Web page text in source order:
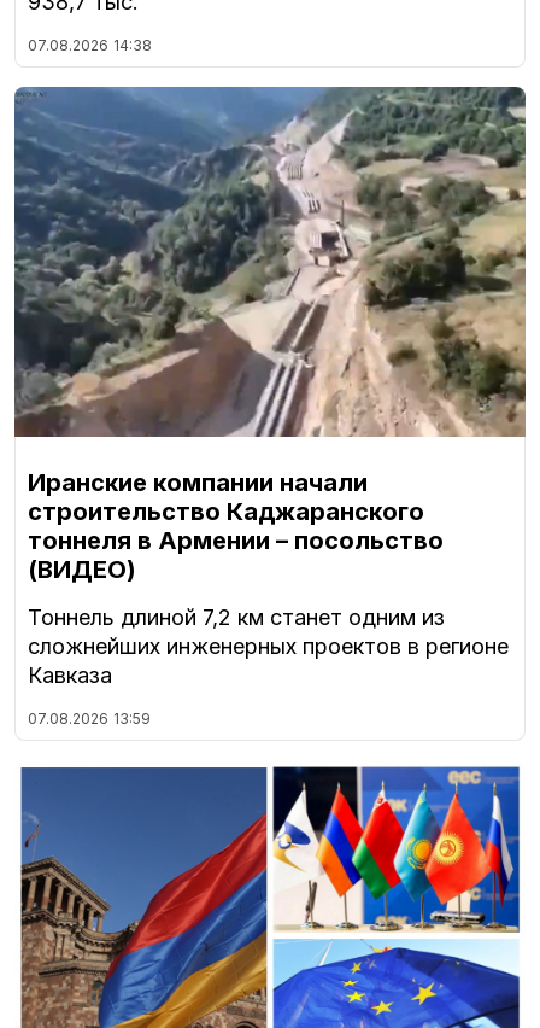
07.08.2026 14:38
Иранские компании начали
строительство Каджаранского
тоннеля в Армении – посольство
(ВИДЕО)
Тоннель длиной 7,2 км станет одним из
сложнейших инженерных проектов в регионе
Кавказа
07.08.2026 13:59